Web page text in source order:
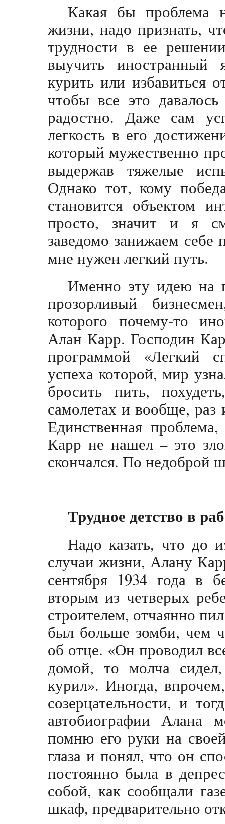
Какая бы проблема
жизни, надо признать,
трудности в ее
выучить иностранный
курить или избавиться
чтобы все это
радостно. Даже сам
легкость в его
который мужественно
выдержав тяжелые
Однако тот, кому
становится объектом
просто, значит и я
заведомо занижаем себе
мне нужен легкий путь.
Именно эту идею на
прозорливый
которого почему-то
Алан Карр. Господин
программой «Легкий
успеха которой, мир
бросить пить,
самолетах и вообще, раз
Единственная
Карр не нашел – это
скончался. По недоброй
Трудное детство в
Надо казать, что до
случаи жизни, Алану
сентября 1934 года в
вторым из четверых
строителем, отчаянно
был больше зомби, чем
об отце. «Он проводил
домой, то молча
курил». Иногда,
созерцательности, и
автобиографии Алана
помню его руки на
глаза и понял, что он
постоянно была в
собой, как сообщали
шкаф, предварительно